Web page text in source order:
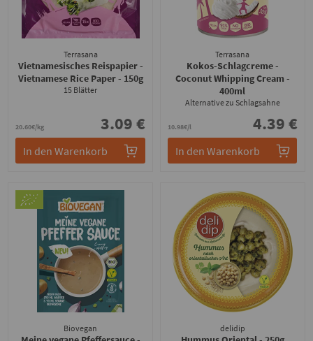
Terrasana
Vietnamesisches Reispapier -
Vietnamese Rice Paper- 150g
15 Blätter
20.60€/kg 3.09 €
In den Warenkorb
Terrasana
Kokos-Schlagcreme -
Coconut Whipping Cream -
400ml
Alternative zu Schlagsahne
10.98€/l 4.39 €
In den Warenkorb
Biovegan delidip